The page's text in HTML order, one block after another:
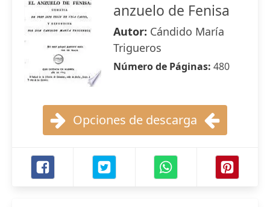
anzuelo de Fenisa
Autor: Cándido María
Trigueros
Número de Páginas: 480
Opciones de descarga